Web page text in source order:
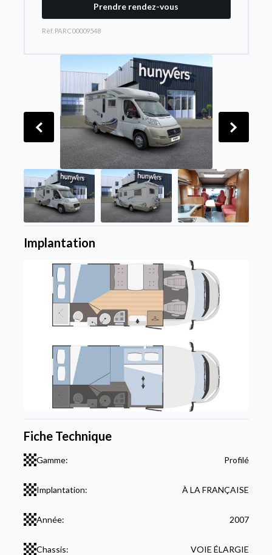
Prendre rendez-vous
Rèf. PARC00009548
Implantation
Fiche Technique
Gamme: Profilé
Implantation: À LA FRANÇAISE
Année: 2007
Chassis: VOIE ÉLARGIE